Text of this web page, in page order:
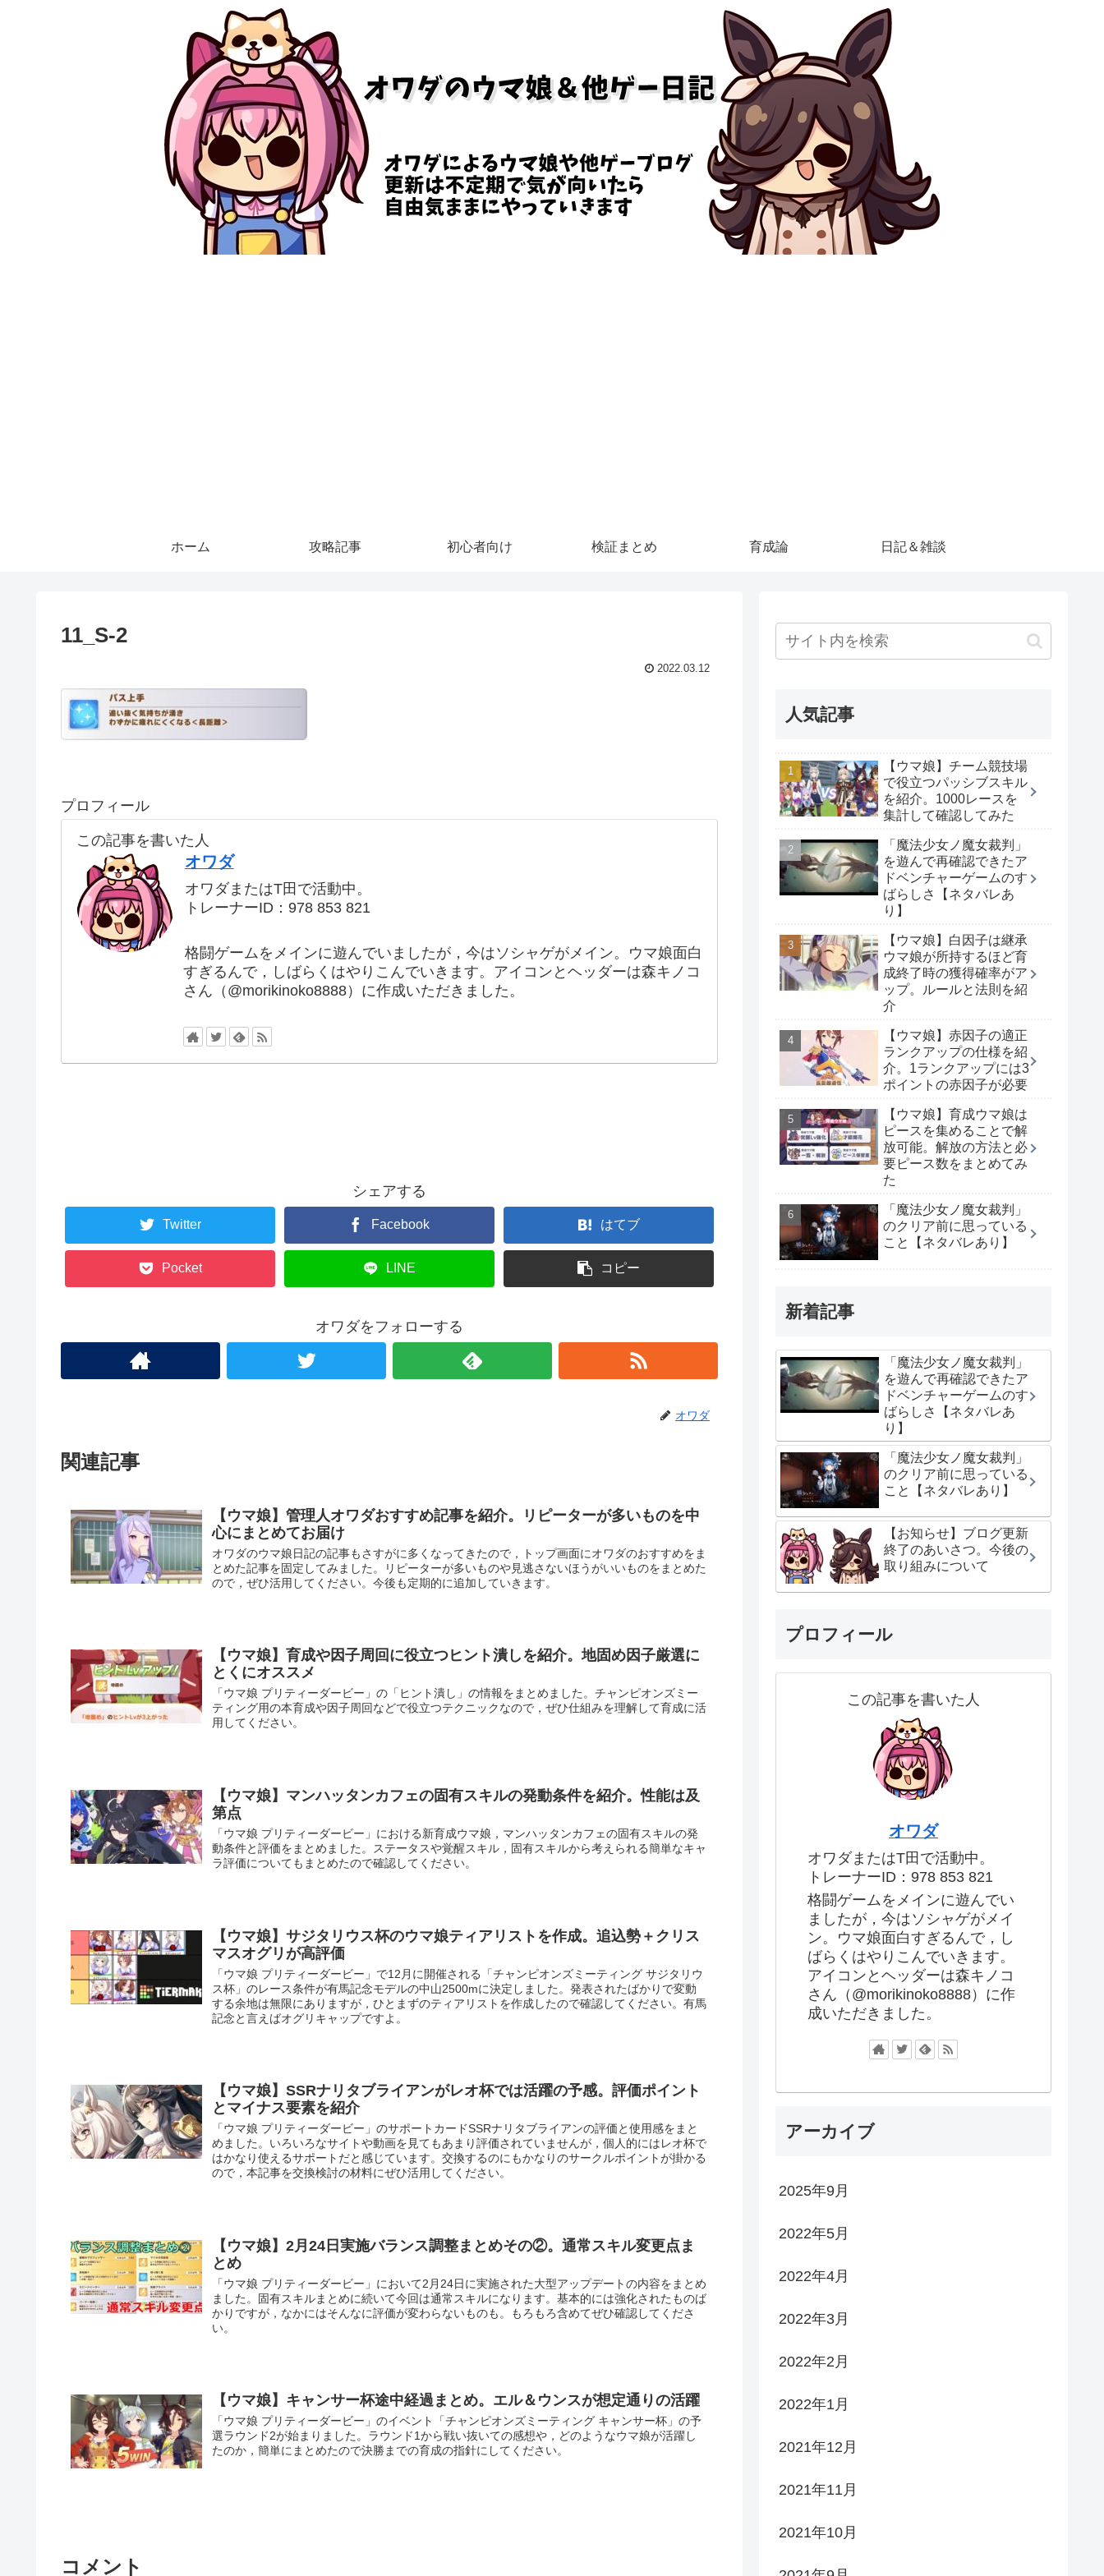
ホーム 攻略記事 初心者向け 検証まとめ 育成論 日記＆雑談
11_S-2
2022.03.12
プロフィール
この記事を書いた人
オワダ
オワダまたはT田で活動中。
トレーナーID：978 853 821
格闘ゲームをメインに遊んでいましたが，今はソシャゲがメイン。ウマ娘面白
すぎるんで，しばらくはやりこんでいきます。アイコンとヘッダーは森キノコ
さん（@morikinoko8888）に作成いただきました。
シェアする
Twitter Facebook はてブ
Pocket LINE コピー
オワダをフォローする
オワダ
関連記事
【ウマ娘】管理人オワダおすすめ記事を紹介。リピーターが多いものを中
心にまとめてお届け
オワダのウマ娘日記の記事もさすがに多くなってきたので，トップ画面にオワダのおすすめをま
とめた記事を固定してみました。リピーターが多いものや見逃さないほうがいいものをまとめた
ので，ぜひ活用してください。今後も定期的に追加していきます。
【ウマ娘】育成や因子周回に役立つヒント潰しを紹介。地固め因子厳選に
とくにオススメ
「ウマ娘 プリティーダービー」の「ヒント潰し」の情報をまとめました。チャンピオンズミー
ティング用の本育成や因子周回などで役立つテクニックなので，ぜひ仕組みを理解して育成に活
用してください。
【ウマ娘】マンハッタンカフェの固有スキルの発動条件を紹介。性能は及
第点
「ウマ娘 プリティーダービー」における新育成ウマ娘，マンハッタンカフェの固有スキルの発
動条件と評価をまとめました。ステータスや覚醒スキル，固有スキルから考えられる簡単なキャ
ラ評価についてもまとめたので確認してください。
【ウマ娘】サジタリウス杯のウマ娘ティアリストを作成。追込勢＋クリス
マスオグリが高評価
「ウマ娘 プリティーダービー」で12月に開催される「チャンピオンズミーティング サジタリウ
ス杯」のレース条件が有馬記念モデルの中山2500mに決定しました。発表されたばかりで変動
する余地は無限にありますが，ひとまずのティアリストを作成したので確認してください。有馬
記念と言えばオグリキャップですよ。
【ウマ娘】SSRナリタブライアンがレオ杯では活躍の予感。評価ポイント
とマイナス要素を紹介
「ウマ娘 プリティーダービー」のサポートカードSSRナリタブライアンの評価と使用感をまと
めました。いろいろなサイトや動画を見てもあまり評価されていませんが，個人的にはレオ杯で
はかなり使えるサポートだと感じています。交換するのにもかなりのサークルポイントが掛かる
ので，本記事を交換検討の材料にぜひ活用してください。
【ウマ娘】2月24日実施バランス調整まとめその②。通常スキル変更点ま
とめ
「ウマ娘 プリティーダービー」において2月24日に実施された大型アップデートの内容をまとめ
ました。固有スキルまとめに続いて今回は通常スキルになります。基本的には強化されたものば
かりですが，なかにはそんなに評価が変わらないものも。もろもろ含めてぜひ確認してくださ
い。
【ウマ娘】キャンサー杯途中経過まとめ。エル＆ウンスが想定通りの活躍
「ウマ娘 プリティーダービー」のイベント「チャンピオンズミーティング キャンサー杯」の予
選ラウンド2が始まりました。ラウンド1から戦い抜いての感想や，どのようなウマ娘が活躍し
たのか，簡単にまとめたので決勝までの育成の指針にしてください。
コメント
人気記事
【ウマ娘】チーム競技場
で役立つパッシブスキル
を紹介。1000レースを
集計して確認してみた
「魔法少女ノ魔女裁判」
を遊んで再確認できたア
ドベンチャーゲームのす
ばらしさ【ネタバレあ
り】
【ウマ娘】白因子は継承
ウマ娘が所持するほど育
成終了時の獲得確率がア
ップ。ルールと法則を紹
介
【ウマ娘】赤因子の適正
ランクアップの仕様を紹
介。1ランクアップには3
ポイントの赤因子が必要
【ウマ娘】育成ウマ娘は
ピースを集めることで解
放可能。解放の方法と必
要ピース数をまとめてみ
た
「魔法少女ノ魔女裁判」
のクリア前に思っている
こと【ネタバレあり】
新着記事
「魔法少女ノ魔女裁判」
を遊んで再確認できたア
ドベンチャーゲームのす
ばらしさ【ネタバレあ
り】
「魔法少女ノ魔女裁判」
のクリア前に思っている
こと【ネタバレあり】
【お知らせ】ブログ更新
終了のあいさつ。今後の
取り組みについて
プロフィール
この記事を書いた人
オワダ
オワダまたはT田で活動中。
トレーナーID：978 853 821
格闘ゲームをメインに遊んでい
ましたが，今はソシャゲがメイ
ン。ウマ娘面白すぎるんで，し
ばらくはやりこんでいきます。
アイコンとヘッダーは森キノコ
さん（@morikinoko8888）に作
成いただきました。
アーカイブ
2025年9月
2022年5月
2022年4月
2022年3月
2022年2月
2022年1月
2021年12月
2021年11月
2021年10月